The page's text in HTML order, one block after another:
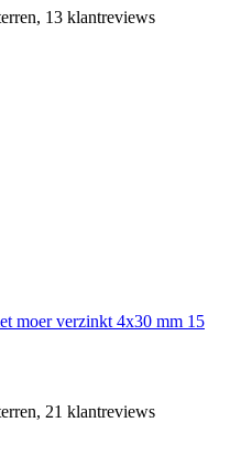
13 klantreviews
moer verzinkt 4x30 mm 15
21 klantreviews